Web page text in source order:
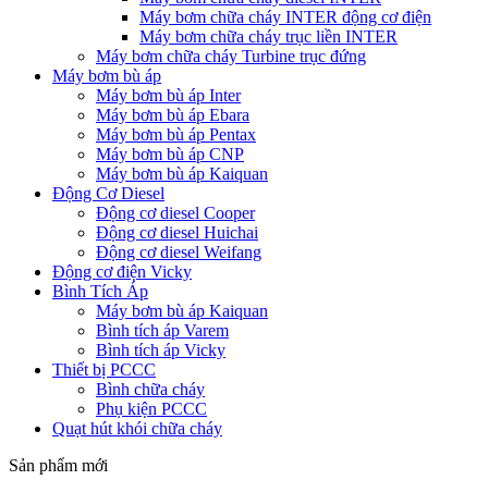
Máy bơm chữa cháy INTER động cơ điện
Máy bơm chữa cháy trục liền INTER
Máy bơm chữa cháy Turbine trục đứng
Máy bơm bù áp
Máy bơm bù áp Inter
Máy bơm bù áp Ebara
Máy bơm bù áp Pentax
Máy bơm bù áp CNP
Máy bơm bù áp Kaiquan
Động Cơ Diesel
Động cơ diesel Cooper
Động cơ diesel Huichai
Động cơ diesel Weifang
Động cơ điện Vicky
Bình Tích Áp
Máy bơm bù áp Kaiquan
Bình tích áp Varem
Bình tích áp Vicky
Thiết bị PCCC
Bình chữa cháy
Phụ kiện PCCC
Quạt hút khói chữa cháy
Sản phẩm mới